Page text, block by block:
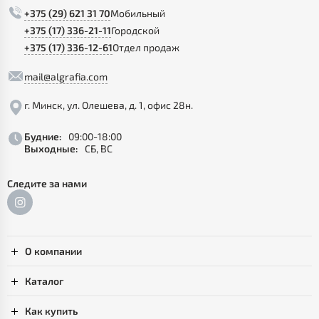
+375 (29) 621 31 70Мобильный
+375 (17) 336-21-11Городской
+375 (17) 336-12-61Отдел продаж
mail@algrafia.com
г. Минск, ул. Олешева, д. 1, офис 28н.
Будние:
09:00-18:00
Выходные: СБ, ВС
Следите за нами
О компании
Каталог
Как купить